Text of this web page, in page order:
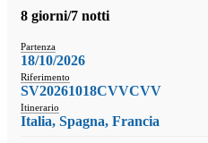
8 giorni/7 notti
Partenza
18/10/2026
Riferimento
SV20261018CVVCVV
Itinerario
Italia, Spagna, Francia